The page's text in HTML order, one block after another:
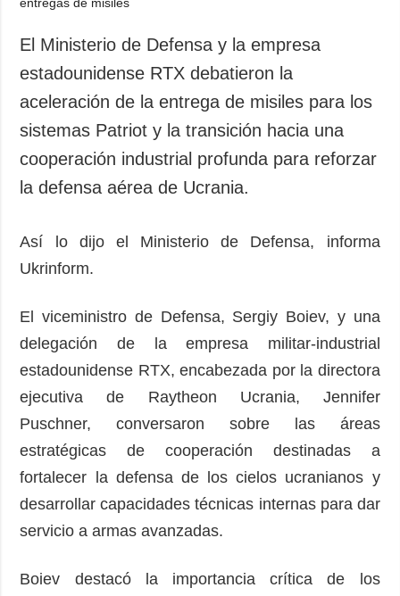
El Ministerio de Defensa y la empresa
estadounidense RTX debatieron la
aceleración de la entrega de misiles para los
sistemas Patriot y la transición hacia una
cooperación industrial profunda para reforzar
la defensa aérea de Ucrania.
Así lo dijo el Ministerio de Defensa, informa
Ukrinform.
El viceministro de Defensa, Sergiy Boiev, y una
delegación de la empresa militar-industrial
estadounidense RTX, encabezada por la directora
ejecutiva de Raytheon Ucrania, Jennifer
Puschner, conversaron sobre las áreas
estratégicas de cooperación destinadas a
fortalecer la defensa de los cielos ucranianos y
desarrollar capacidades técnicas internas para dar
servicio a armas avanzadas.
Boiev destacó la importancia crítica de los